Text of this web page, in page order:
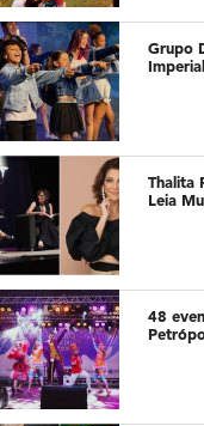
Grupo
Thalita
Leia
48